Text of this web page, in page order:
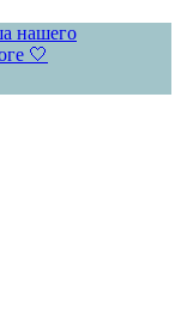
нашего
🤍